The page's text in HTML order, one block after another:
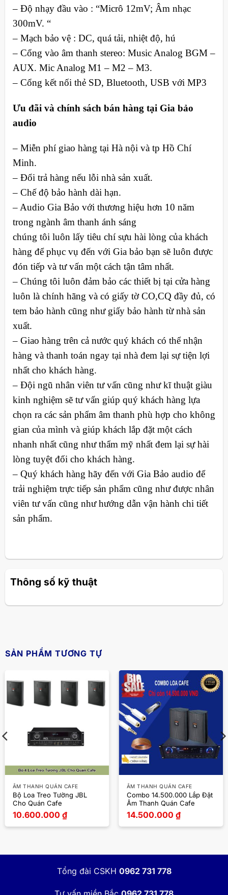
– Độ nhạy đầu vào : “Micrô 12mV; Âm nhạc
300mV. “
– Mạch bảo vệ : DC, quá tải, nhiệt độ, hú
– Cổng vào âm thanh stereo: Music Analog BGM –
AUX. Mic Analog M1 – M2 – M3.
– Cổng kết nối thẻ SD, Bluetooth, USB với MP3
Ưu đãi và chính sách bán hàng tại Gia bảo
audio
– Miễn phí giao hàng tại Hà nội và tp Hồ Chí
Minh.
– Đổi trả hàng nếu lỗi nhà sản xuất.
– Chế độ bảo hành dài hạn.
– Audio Gia Bảo với thương hiệu hơn 10 năm
trong ngành âm thanh ánh sáng
chúng tôi luôn lấy tiêu chí sựu hài lòng của khách
hàng để phục vụ đến với Gia bảo bạn sẽ luôn được
đón tiếp và tư vấn một cách tận tâm nhất.
– Chúng tôi luôn đảm bảo các thiết bị tại cửa hàng
luôn là chính hãng và có giấy tờ CO,CQ đầy đủ, có
tem bảo hành cũng như giấy bảo hành từ nhà sản
xuất.
– Giao hàng trên cả nước quý khách có thể nhận
hàng và thanh toán ngay tại nhà đem lại sự tiện lợi
nhất cho khách hàng.
– Đội ngũ nhân viên tư vấn cũng như kĩ thuật giàu
kinh nghiệm sẽ tư vấn giúp quý khách hàng lựa
chọn ra các sản phẩm âm thanh phù hợp cho không
gian của mình và giúp khách lắp đặt một cách
nhanh nhất cũng như thẩm mỹ nhất đem lại sự hài
lòng tuyệt đối cho khách hàng.
– Quý khách hàng hãy đến với Gia Bảo audio để
trải nghiệm trực tiếp sản phẩm cũng như được nhân
viên tư vấn cũng như hướng dẫn vận hành chi tiết
sản phẩm.
Thông số kỹ thuật
SẢN PHẨM TƯƠNG TỰ
ÂM THANH QUÁN CAFE
Bộ Loa Treo Tường JBL
Cho Quán Cafe
10.600.000 ₫
ÂM THANH QUÁN CAFE
Combo 14.500.000 Lắp Đặt
Âm Thanh Quán Cafe
14.500.000 ₫
Tổng đài CSKH 0962 731 778